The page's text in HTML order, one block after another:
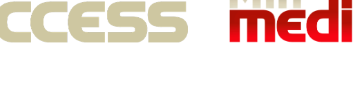
den 28 augusti 2023
Idrotten bör ta bredare ansvar för